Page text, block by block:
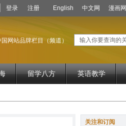
登录 注册 English 中文网 漫画网
国网站品牌栏目（频道）
留学八方 英语教学
关注和订阅